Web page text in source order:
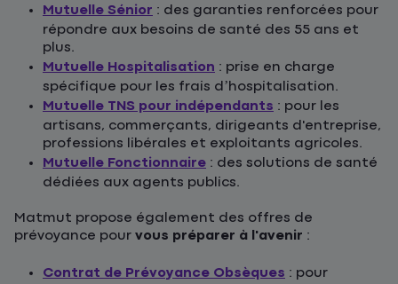
Mutuelle Sénior : des garanties renforcées pour
répondre aux besoins de santé des 55 ans et
plus.
Mutuelle Hospitalisation : prise en charge
spécifique pour les frais d’hospitalisation.
Mutuelle TNS pour indépendants : pour les
artisans, commerçants, dirigeants d'entreprise,
professions libérales et exploitants agricoles.
Mutuelle Fonctionnaire : des solutions de santé
dédiées aux agents publics.
Matmut propose également des offres de
prévoyance pour vous préparer à l'avenir :
Contrat de Prévoyance Obsèques : pour